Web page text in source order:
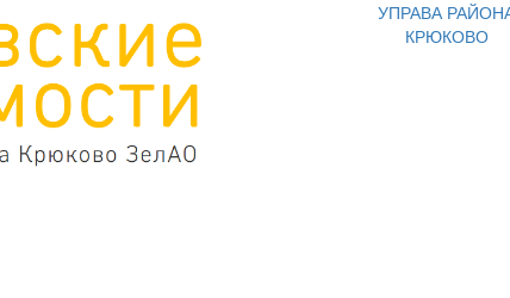
УПРАВА
КРЮКОВО